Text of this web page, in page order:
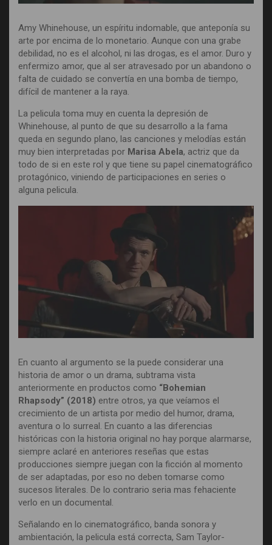
Amy Whinehouse, un espíritu indomable, que anteponía su
arte por encima de lo monetario. Aunque con una grabe
debilidad, no es el alcohol, ni las drogas, es el amor. Duro y
enfermizo amor, que al ser atravesado por un abandono o
falta de cuidado se convertía en una bomba de tiempo,
difícil de mantener a la raya.
La pelicula toma muy en cuenta la depresión de
Whinehouse, al punto de que su desarrollo a la fama
queda en segundo plano, las canciones y melodías están
muy bien interpretadas por Marisa Abela, actriz que da
todo de si en este rol y que tiene su papel cinematográfico
protagónico, viniendo de participaciones en series o
alguna pelicula.
En cuanto al argumento se la puede considerar una
historia de amor o un drama, subtrama vista
anteriormente en productos como “Bohemian
Rhapsody” (2018) entre otros, ya que veíamos el
crecimiento de un artista por medio del humor, drama,
aventura o lo surreal. En cuanto a las diferencias
históricas con la historia original no hay porque alarmarse,
siempre aclaré en anteriores reseñas que estas
producciones siempre juegan con la ficción al momento
de ser adaptadas, por eso no deben tomarse como
sucesos literales. De lo contrario seria mas fehaciente
verlo en un documental.
Señalando en lo cinematográfico, banda sonora y
ambientación, la pelicula está correcta, Sam Taylor-